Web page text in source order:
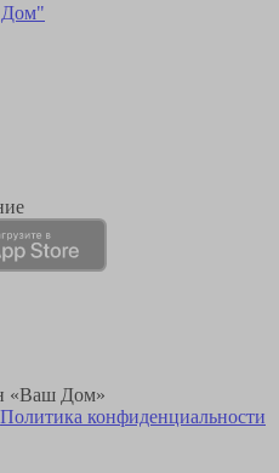
Дом"
«Ваш Дом»
Политика конфиденциальности